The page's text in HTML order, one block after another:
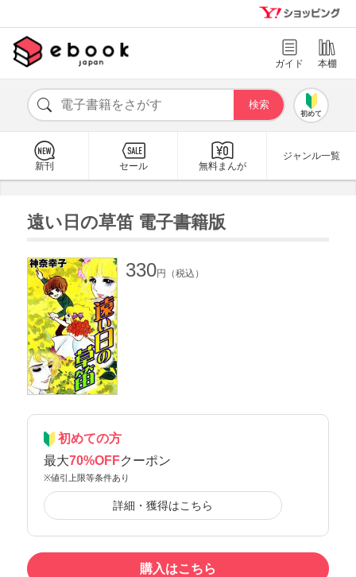
ガイド 本棚
初めて
新刊 セール 無料まんが
ジャンル一覧
遠い日の草笛 電子書籍版
330円（税込）
初めての方
最大70%OFFクーポン
※値引上限等条件あり
詳細・獲得はこちら
購入はこちら